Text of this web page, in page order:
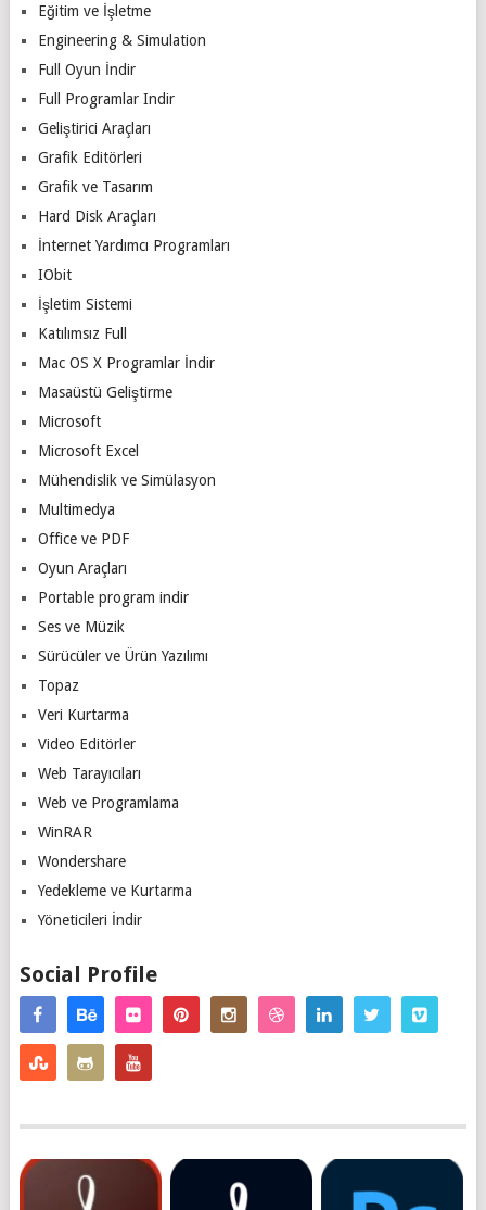
Eğitim ve İşletme
Engineering & Simulation
Full Oyun İndir
Full Programlar Indir
Geliştirici Araçları
Grafik Editörleri
Grafik ve Tasarım
Hard Disk Araçları
İnternet Yardımcı Programları
IObit
İşletim Sistemi
Katılımsız Full
Mac OS X Programlar İndir
Masaüstü Geliştirme
Microsoft
Microsoft Excel
Mühendislik ve Simülasyon
Multimedya
Office ve PDF
Oyun Araçları
Portable program indir
Ses ve Müzik
Sürücüler ve Ürün Yazılımı
Topaz
Veri Kurtarma
Video Editörler
Web Tarayıcıları
Web ve Programlama
WinRAR
Wondershare
Yedekleme ve Kurtarma
Yöneticileri İndir
Social Profile